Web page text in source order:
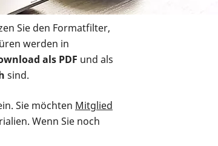
Sie den Formatfilter,
werden in
als PDF und als
sind.
Sie möchten Mitglied
Wenn Sie noch